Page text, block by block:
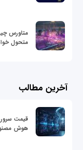
متاورس
متحول
آخرین مطالب
هوش